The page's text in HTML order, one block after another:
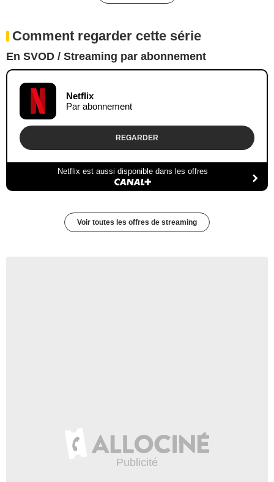
Comment regarder cette série
En SVOD / Streaming par abonnement
Netflix
Par abonnement
REGARDER
Netflix est aussi disponible dans les offres
Voir toutes les offres de streaming